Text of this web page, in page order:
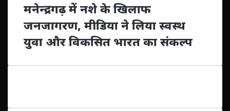
मनेन्द्रगढ़ में नशे के खिलाफ
जनजागरण, मीडिया ने लिया स्वस्थ
युवा और विकसित भारत का संकल्प